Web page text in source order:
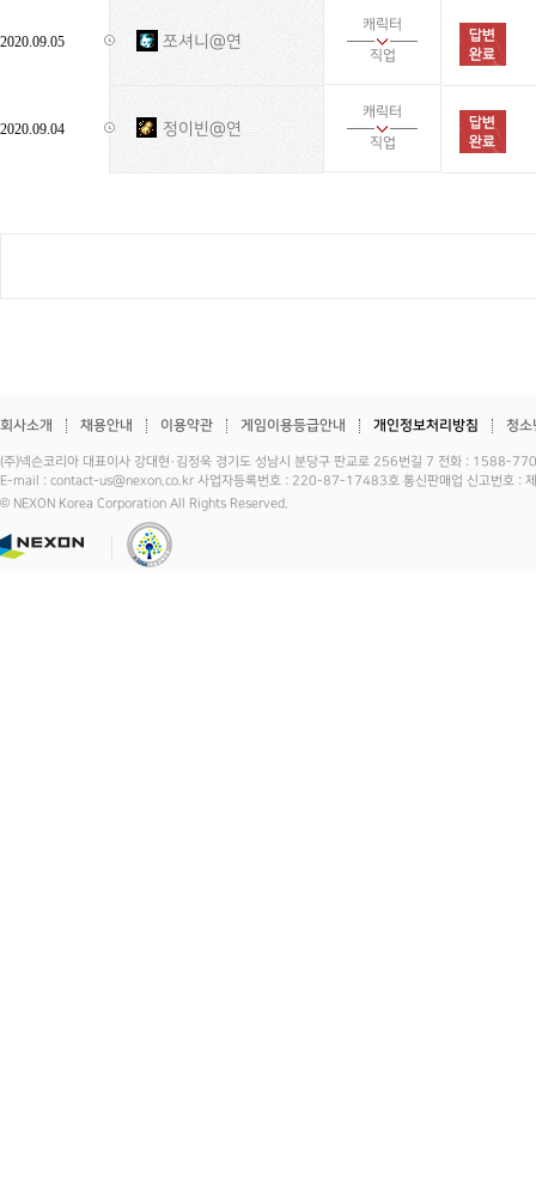
2020.09.05 쪼셔니@연
캐릭터
직업
2020.09.04 정이빈@연
캐릭터
직업
회사소개 채용안내 이용약관 게임이용등급안내 개인정보처리방침 청소
(주)넥슨코리아 대표이사 강대현·김정욱 경기도 성남시 분당구 판교로 256번길 7 전화 :
E-mail : contact-us@nexon.co.kr 사업자등록번호 : 220-87-17483호 통신판매업 신고번호 :
© NEXON Korea Corporation All Rights Reserved.